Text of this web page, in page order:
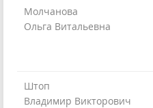
Молчанова
Ольга Витальевна
Штоп
Владимир Викторович